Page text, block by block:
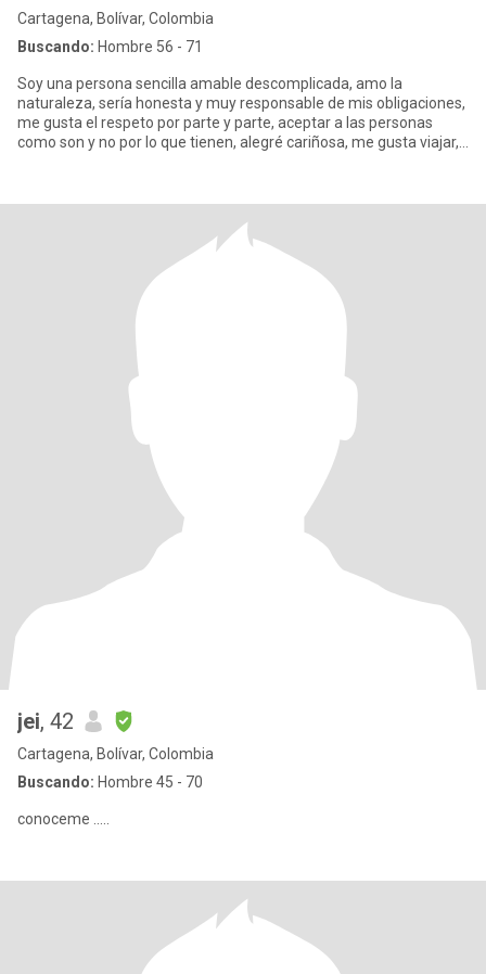
Cartagena, Bolívar, Colombia
Buscando: Hombre 56 - 71
Soy una persona sencilla amable descomplicada, amo la
naturaleza, sería honesta y muy responsable de mis obligaciones,
me gusta el respeto por parte y parte, aceptar a las personas
como son y no por lo que tienen, alegré cariñosa, me gusta viajar,
jei, 42
Cartagena, Bolívar, Colombia
Buscando: Hombre 45 - 70
conoceme .....